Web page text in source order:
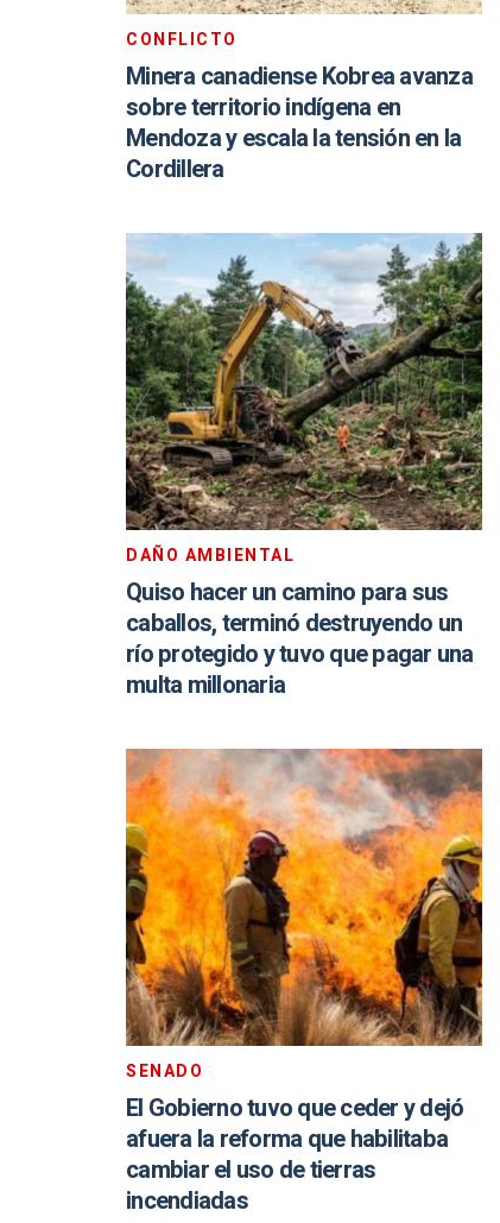
CONFLICTO
Minera canadiense Kobrea avanza
sobre territorio indígena en
Mendoza y escala la tensión en la
Cordillera
DAÑO AMBIENTAL
Quiso hacer un camino para sus
caballos, terminó destruyendo un
río protegido y tuvo que pagar una
multa millonaria
SENADO
El Gobierno tuvo que ceder y dejó
afuera la reforma que habilitaba
cambiar el uso de tierras
incendiadas